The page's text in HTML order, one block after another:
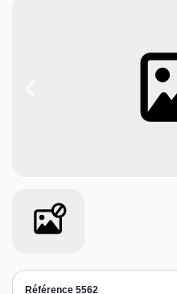
Espace personnel
Référence 5562